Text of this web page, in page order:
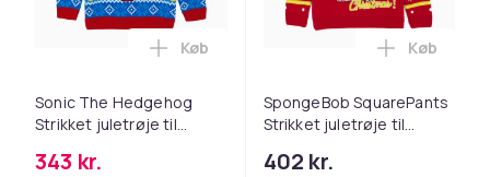
Sonic The Hedgehog
Strikket juletrøje til
343 kr.
Læg Sonic The Hedgehog Strikket
Køb
SpongeBob SquarePants
Strikket juletrøje til
402 kr.
Læg
Køb